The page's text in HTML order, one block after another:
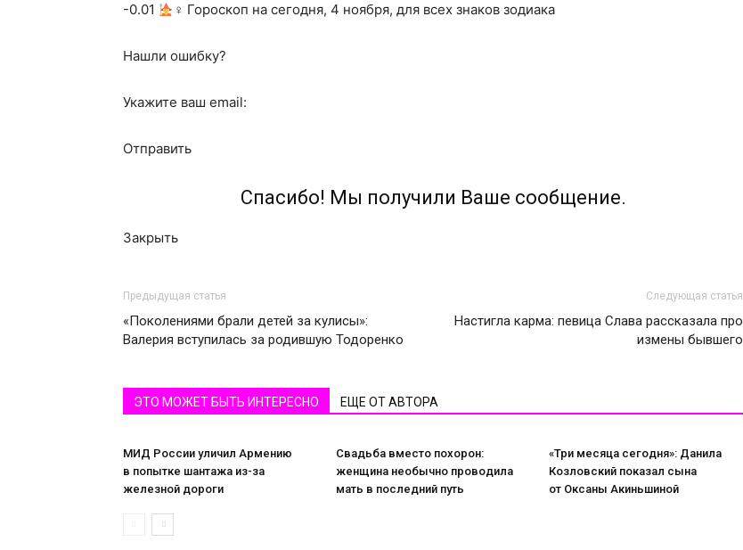
-0.01
‍♀ Гороскоп на сегодня, 4 ноября, для всех знаков зодиака
Нашли ошибку?
Укажите ваш email:
Отправить
Спасибо! Мы получили Ваше сообщение.
Закрыть
Предыдущая статья
«Поколениями брали детей за кулисы»:
Валерия вступилась за родившую Тодоренко
Следующая статья
Настигла карма: певица Слава рассказала про
измены бывшего
ЭТО МОЖЕТ БЫТЬ ИНТЕРЕСНО ЕЩЕ ОТ АВТОРА
МИД России уличил Армению
в попытке шантажа из-за
железной дороги
Свадьба вместо похорон:
женщина необычно проводила
мать в последний путь
«Три месяца сегодня»: Данила
Козловский показал сына
от Оксаны Акиньшиной